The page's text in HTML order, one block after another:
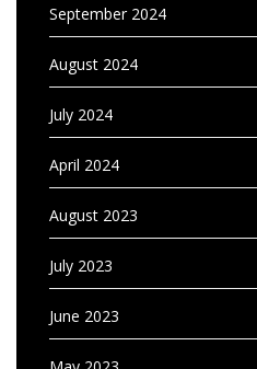
September 2024
August 2024
July 2024
April 2024
August 2023
July 2023
June 2023